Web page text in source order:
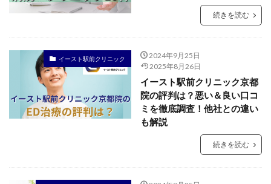
続きを読む
イースト駅前クリニック
2024年9月25日
2025年8月26日
イースト駅前クリニック京都
院の評判は？悪い＆良い口コ
ミを徹底調査！他社との違い
も解説
続きを読む